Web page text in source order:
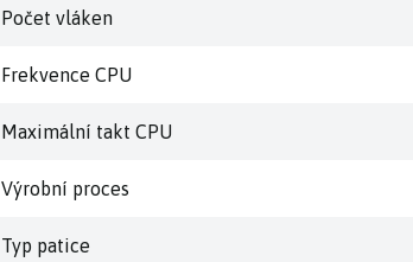
Počet vláken
Frekvence CPU
Maximální takt CPU
Výrobní proces
Typ patice